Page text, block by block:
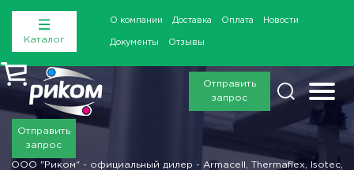
Каталог
О компании Доставка Оплата Новости
Документы Отзывы
Отправить
запрос
Отправить
запрос
ООО "Риком" - официальный дилер - Armacell, Thermaflex, Isotec,